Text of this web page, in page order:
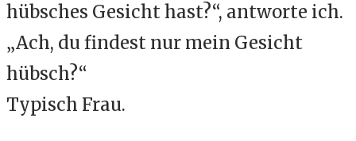
hübsches Gesicht hast?“, antworte ich.
„Ach, du findest nur mein Gesicht
hübsch?“
Typisch Frau.